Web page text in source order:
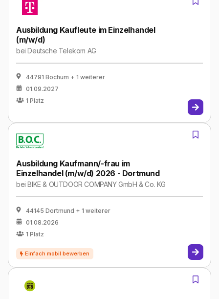
Ausbildung Kaufleute im Einzelhandel
(m/w/d)
beiDeutsche Telekom AG
44791 Bochum + 1 weiterer
01.09.2027
1 Platz
Ausbildung Kaufmann/-frau im
Einzelhandel (m/w/d) 2026 - Dortmund
beiBIKE & OUTDOOR COMPANY GmbH & Co. KG
44145 Dortmund + 1 weiterer
01.08.2026
1 Platz